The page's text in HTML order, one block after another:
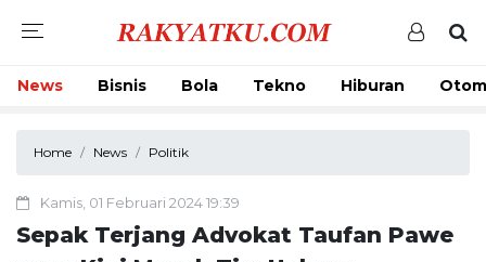
News Bisnis Bola Tekno Hiburan
Home News Politik
Kamis, 01 Februari 2024 19:39
Sepak Terjang Advokat Taufan Pawe